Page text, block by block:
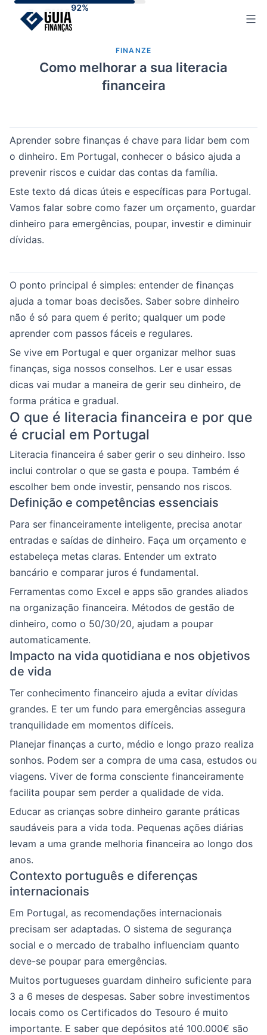
FINANZE
Como melhorar a sua literacia
financeira
Aprender sobre finanças é chave para lidar bem com
o dinheiro. Em Portugal, conhecer o básico ajuda a
prevenir riscos e cuidar das contas da família.
Este texto dá dicas úteis e específicas para Portugal.
Vamos falar sobre como fazer um orçamento, guardar
dinheiro para emergências, poupar, investir e diminuir
dívidas.
O ponto principal é simples: entender de finanças
ajuda a tomar boas decisões. Saber sobre dinheiro
não é só para quem é perito; qualquer um pode
aprender com passos fáceis e regulares.
Se vive em Portugal e quer organizar melhor suas
finanças, siga nossos conselhos. Ler e usar essas
dicas vai mudar a maneira de gerir seu dinheiro, de
forma prática e gradual.
O que é literacia financeira e por que
é crucial em Portugal
Literacia financeira é saber gerir o seu dinheiro. Isso
inclui controlar o que se gasta e poupa. Também é
escolher bem onde investir, pensando nos riscos.
Definição e competências essenciais
Para ser financeiramente inteligente, precisa anotar
entradas e saídas de dinheiro. Faça um orçamento e
estabeleça metas claras. Entender um extrato
bancário e comparar juros é fundamental.
Ferramentas como Excel e apps são grandes aliados
na organização financeira. Métodos de gestão de
dinheiro, como o 50/30/20, ajudam a poupar
automaticamente.
Impacto na vida quotidiana e nos objetivos
de vida
Ter conhecimento financeiro ajuda a evitar dívidas
grandes. E ter um fundo para emergências assegura
tranquilidade em momentos difíceis.
Planejar finanças a curto, médio e longo prazo realiza
sonhos. Podem ser a compra de uma casa, estudos ou
viagens. Viver de forma consciente financeiramente
facilita poupar sem perder a qualidade de vida.
Educar as crianças sobre dinheiro garante práticas
saudáveis para a vida toda. Pequenas ações diárias
levam a uma grande melhoria financeira ao longo dos
anos.
Contexto português e diferenças
internacionais
Em Portugal, as recomendações internacionais
precisam ser adaptadas. O sistema de segurança
social e o mercado de trabalho influenciam quanto
deve-se poupar para emergências.
Muitos portugueses guardam dinheiro suficiente para
3 a 6 meses de despesas. Saber sobre investimentos
locais como os Certificados do Tesouro é muito
importante. E saber que depósitos até 100.000€ são